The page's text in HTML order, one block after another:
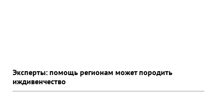
Эксперты: помощь регионам может породить
иждивенчество